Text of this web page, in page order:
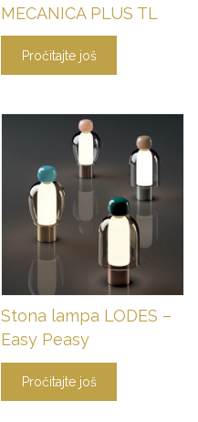
MECANICA PLUS TL
Pročitajte još
Stona lampa LODES –
Easy Peasy
Pročitajte još